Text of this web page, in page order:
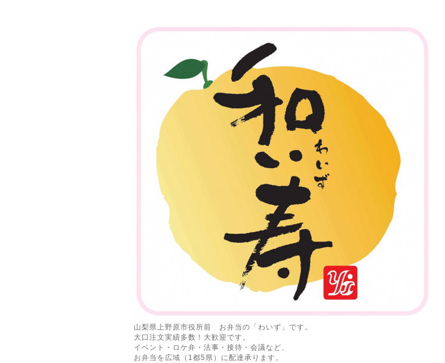
山梨県上野原市役所前 お弁当の「わいず」です。
大口注文実績多数！大歓迎です。
イベント・ロケ弁・法事・接待・会議など、
お弁当を広域（1都5県）に配達承ります。